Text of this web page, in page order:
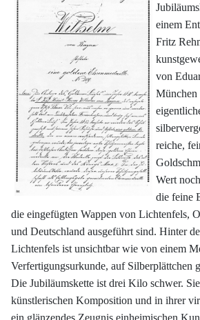
einem
Fritz
von
reiche,
Wert
die feine
die eingefügten Wappen von Lichtenfels,
und Deutschland ausgeführt sind. Hinter
Lichtenfels ist unsichtbar wie von einem
Verfertigungsurkunde, auf Silberplättchen
Die Jubiläumskette ist drei Kilo schwer.
künstlerischen Komposition und in ihrer
ein glänzendes Zeugnis einheimischen